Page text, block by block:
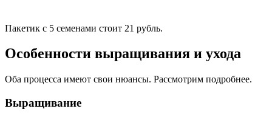
Пакетик с 5 семенами стоит 21 рубль.
Особенности выращивания и ухода
Оба процесса имеют свои нюансы. Рассмотрим подробнее.
Выращивание